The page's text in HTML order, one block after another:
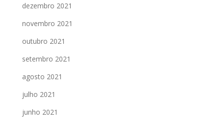
dezembro 2021
novembro 2021
outubro 2021
setembro 2021
agosto 2021
julho 2021
junho 2021